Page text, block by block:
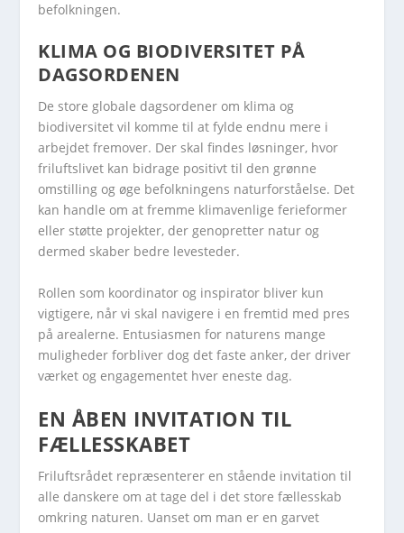
befolkningen.
KLIMA OG BIODIVERSITET PÅ
DAGSORDENEN
De store globale dagsordener om klima og
biodiversitet vil komme til at fylde endnu mere i
arbejdet fremover. Der skal findes løsninger, hvor
friluftslivet kan bidrage positivt til den grønne
omstilling og øge befolkningens naturforståelse. Det
kan handle om at fremme klimavenlige ferieformer
eller støtte projekter, der genopretter natur og
dermed skaber bedre levesteder.
Rollen som koordinator og inspirator bliver kun
vigtigere, når vi skal navigere i en fremtid med pres
på arealerne. Entusiasmen for naturens mange
muligheder forbliver dog det faste anker, der driver
værket og engagementet hver eneste dag.
EN ÅBEN INVITATION TIL
FÆLLESSKABET
Friluftsrådet repræsenterer en stående invitation til
alle danskere om at tage del i det store fællesskab
omkring naturen. Uanset om man er en garvet